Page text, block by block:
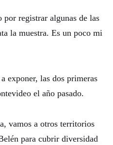
registrar algunas de las
la muestra. Es un poco mi
exponer, las dos primeras
el año pasado.
vamos a otros territorios
para cubrir diversidad